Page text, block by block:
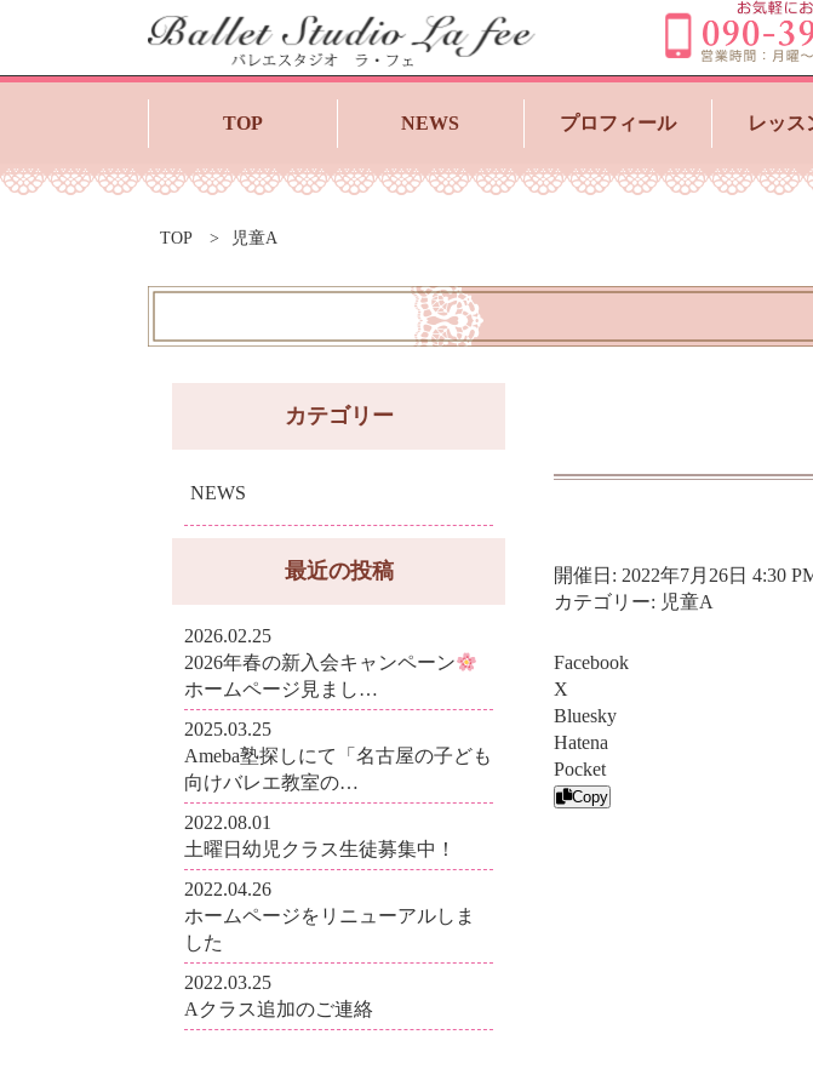
TOP NEWS プロフィール レッス
TOP 児童A
開催日: 2022年7月26日 4:30
カテゴリー: 児童A
Facebook
X
Bluesky
Hatena
Pocket
Copy
カテゴリー
NEWS
最近の投稿
2026.02.25
2026年春の新入会キャンペーン
ホームページ見まし…
2025.03.25
Ameba塾探しにて「名古屋の子ども
向けバレエ教室の…
2022.08.01
土曜日幼児クラス生徒募集中！
2022.04.26
ホームページをリニューアルしま
した
2022.03.25
Aクラス追加のご連絡